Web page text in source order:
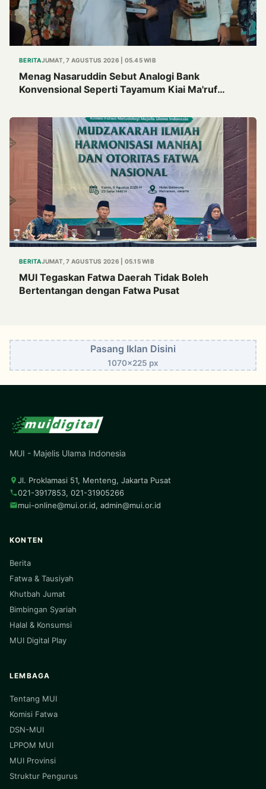
BERITAJUMAT, 7 AGUSTUS 2026 | 05.45 WIB
Menag Nasaruddin Sebut Analogi Bank
Konvensional Seperti Tayamum Kiai Ma'ruf
BERITAJUMAT, 7 AGUSTUS 2026 | 05.15 WIB
MUI Tegaskan Fatwa Daerah Tidak Boleh
Bertentangan dengan Fatwa Pusat
Pasang Iklan Disini
1070x225 px
MUI - Majelis Ulama Indonesia
Jl. Proklamasi 51, Menteng, Jakarta Pusat
021-3917853, 021-31905266
mui-online@mui.or.id, admin@mui.or.id
KONTEN
Berita
Fatwa & Tausiyah
Khutbah Jumat
Bimbingan Syariah
Halal & Konsumsi
MUI Digital Play
LEMBAGA
Tentang MUI
Komisi Fatwa
DSN-MUI
LPPOM MUI
MUI Provinsi
Struktur Pengurus